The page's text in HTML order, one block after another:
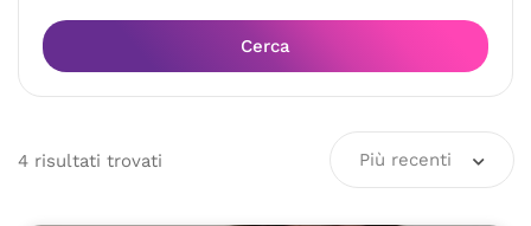
Cerca
4 risultati trovati Più recenti